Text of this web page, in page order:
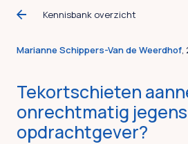
Kennisbank overzicht
Marianne Schippers-Van de Weerdhof,
Tekortschieten
onrechtmatig jegens
opdrachtgever?